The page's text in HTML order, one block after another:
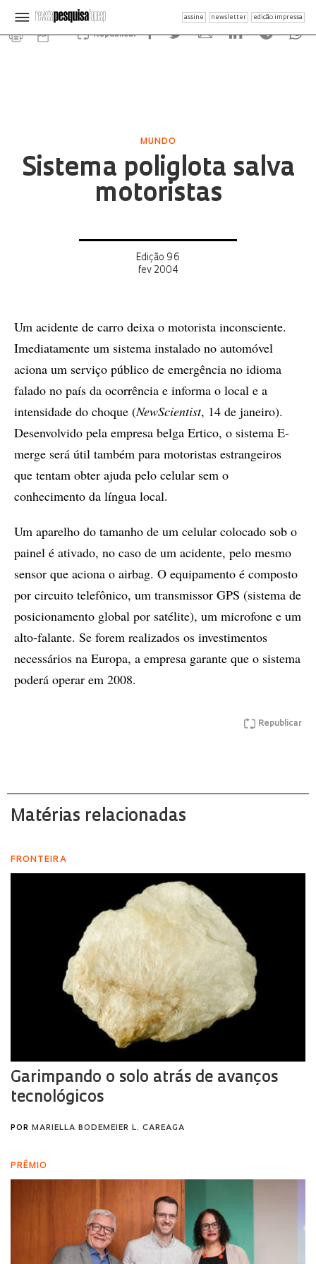
assine newsletter edição impressa
Republicar
MUNDO
Sistema poliglota salva
motoristas
Edição 96
fev 2004
Um acidente de carro deixa o motorista inconsciente.
Imediatamente um sistema instalado no automóvel
aciona um serviço público de emergência no idioma
falado no país da ocorrência e informa o local e a
intensidade do choque (NewScientist, 14 de janeiro).
Desenvolvido pela empresa belga Ertico, o sistema E-
merge será útil também para motoristas estrangeiros
que tentam obter ajuda pelo celular sem o
conhecimento da língua local.
Um aparelho do tamanho de um celular colocado sob o
painel é ativado, no caso de um acidente, pelo mesmo
sensor que aciona o airbag. O equipamento é composto
por circuito telefônico, um transmissor GPS (sistema de
posicionamento global por satélite), um microfone e um
alto-falante. Se forem realizados os investimentos
necessários na Europa, a empresa garante que o sistema
poderá operar em 2008.
Republicar